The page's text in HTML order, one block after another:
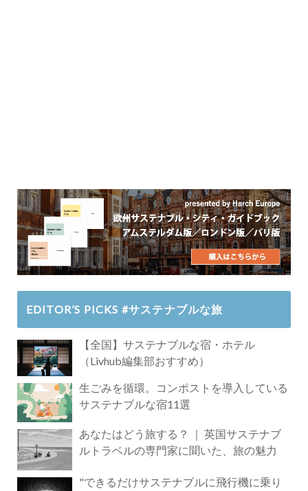
EDITOR’S PICKS #サステナブルな旅
【全国】サステナブルな宿・ホテル
（Livhub編集部おすすめ）
生ごみを循環。コンポストを導入している
サステナブルな宿11選
あなたはどう旅する？ ｜ 英国サステナブ
ルトラベルの専門家に聞いた、旅の魅力
"できるだけサステナブルに飛行機に乗り